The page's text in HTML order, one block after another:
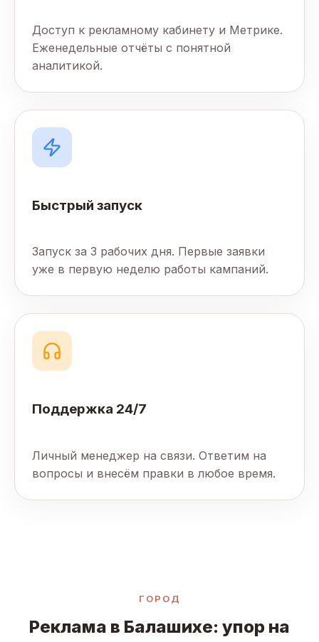
Доступ к рекламному кабинету и Метрике.
Еженедельные отчёты с понятной
аналитикой.
Быстрый запуск
Запуск за 3 рабочих дня. Первые заявки
уже в первую неделю работы кампаний.
Поддержка 24/7
Личный менеджер на связи. Ответим на
вопросы и внесём правки в любое время.
ГОРОД
Реклама в Балашихе: упор на